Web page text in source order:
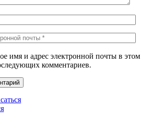
имя и адрес электронной почты в этом
комментариев.